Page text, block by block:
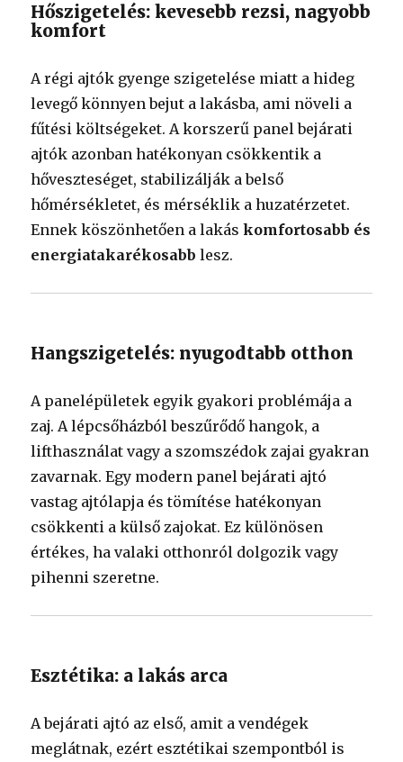
Hőszigetelés: kevesebb rezsi, nagyobb
komfort
A régi ajtók gyenge szigetelése miatt a hideg
levegő könnyen bejut a lakásba, ami növeli a
fűtési költségeket. A korszerű panel bejárati
ajtók azonban hatékonyan csökkentik a
hőveszteséget, stabilizálják a belső
hőmérsékletet, és mérséklik a huzatérzetet.
Ennek köszönhetően a lakáskomfortosabb és
energiatakarékosabb lesz.
Hangszigetelés: nyugodtabb otthon
A panelépületek egyik gyakori problémája a
zaj. A lépcsőházból beszűrődő hangok, a
lifthasználat vagy a szomszédok zajai gyakran
zavarnak. Egy modern panel bejárati ajtó
vastag ajtólapja és tömítése hatékonyan
csökkenti a külső zajokat. Ez különösen
értékes, ha valaki otthonról dolgozik vagy
pihenni szeretne.
Esztétika: a lakás arca
A bejárati ajtó az első, amit a vendégek
meglátnak, ezért esztétikai szempontból is